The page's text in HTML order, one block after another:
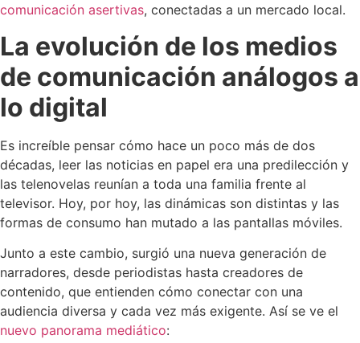
comunicación asertivas, conectadas a un mercado local.
La evolución de los medios
de comunicación análogos a
lo digital
Es increíble pensar cómo hace un poco más de dos
décadas, leer las noticias en papel era una predilección y
las telenovelas reunían a toda una familia frente al
televisor. Hoy, por hoy, las dinámicas son distintas y las
formas de consumo han mutado a las pantallas móviles.
Junto a este cambio, surgió una nueva generación de
narradores, desde periodistas hasta creadores de
contenido, que entienden cómo conectar con una
audiencia diversa y cada vez más exigente. Así se ve el
nuevo panorama mediático: